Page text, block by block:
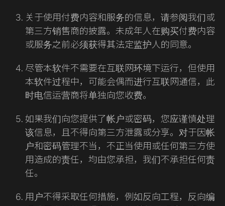
关于使用付费内容和服务的信息，请参阅我们或
第三方销售商的披露。未成年人在购买付费内容
或服务之前必须获得其法定监护人的同意。
尽管本软件不需要在互联网环境下运行，但使用
本软件过程中，可能会偶而进行互联网通信，此
时电信运营商将单独向您收费。
如果我们向您提供了帐户或密码，您应谨慎处理
该信息，且不得向第三方泄露或分享。对于因帐
户和密码管理不当，不正当使用或任何第三方使
用造成的责任，均由您承担，我们不承担任何责
任。
用户不得采取任何措施，例如反向工程，反向编